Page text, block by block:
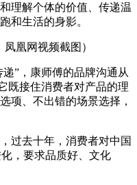
理解个体的价值、传递温
和生活的身影。
凤凰网视频截图）
”，康师傅的品牌沟通从
既接住消费者对产品的理
、不出错的场景选择，
过去十年，消费者对中国
，要求品质好、文化